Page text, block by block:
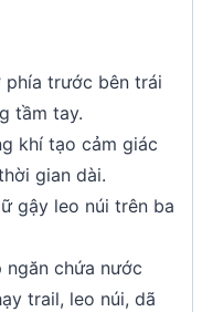
phía trước bên trái
tầm tay.
khí tạo cảm giác
gian dài.
gậy leo núi trên ba
ngăn chứa nước
trail, leo núi, dã